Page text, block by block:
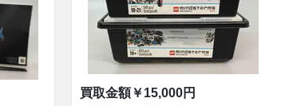
買取金額￥15,000円